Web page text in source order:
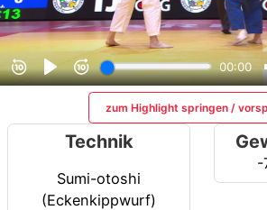
zum Highlight springen /
Technik
Sumi-otoshi
(Eckenkippwurf)
-